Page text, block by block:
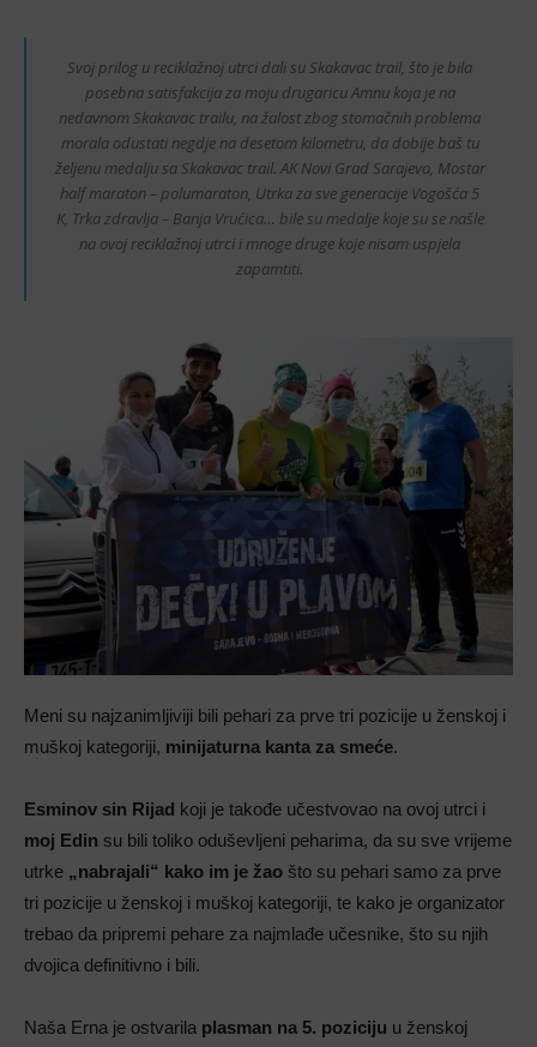
Svoj prilog u reciklažnoj utrci dali su Skakavac trail, što je bila
posebna satisfakcija za moju drugaricu Amnu koja je na
nedavnom Skakavac trailu, na žalost zbog stomačnih problema
morala odustati negdje na desetom kilometru, da dobije baš tu
željenu medalju sa Skakavac trail. AK Novi Grad Sarajevo, Mostar
half maraton – polumaraton, Utrka za sve generacije Vogošća 5
K, Trka zdravlja – Banja Vrućica… bile su medalje koje su se našle
na ovoj reciklažnoj utrci i mnoge druge koje nisam uspjela
zapamtiti.
Meni su najzanimljiviji bili pehari za prve tri pozicije u ženskoj i
muškoj kategoriji, minijaturna kanta za smeće.
Esminov sin Rijad koji je takođe učestvovao na ovoj utrci i
moj Edin su bili toliko oduševljeni peharima, da su sve vrijeme
utrke „nabrajali“ kako im je žao što su pehari samo za prve
tri pozicije u ženskoj i muškoj kategoriji, te kako je organizator
trebao da pripremi pehare za najmlađe učesnike, što su njih
dvojica definitivno i bili.
Naša Erna je ostvarila plasman na 5. poziciju u ženskoj